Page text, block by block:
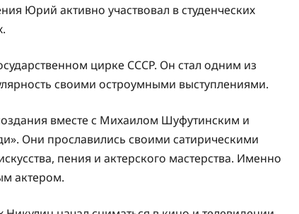
Юрий активно участвовал в студенческих
цирке СССР. Он стал одним из
своими остроумными выступлениями.
вместе с Михаилом Шуфутинским и
Они прославились своими сатирическими
пения и актерского мастерства. Именно
актером.